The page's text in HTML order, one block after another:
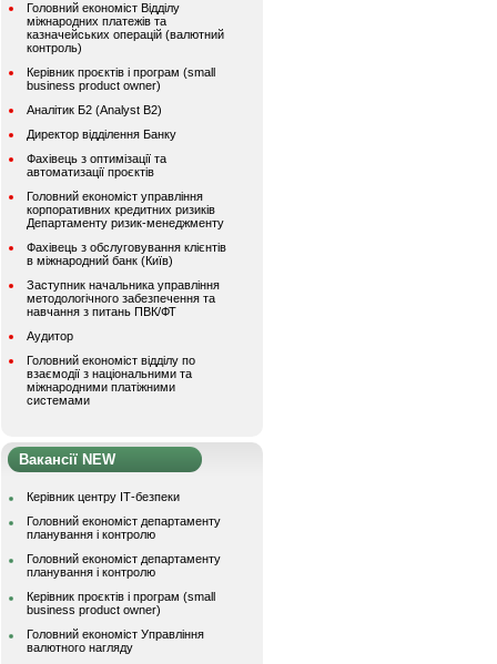
Головний економіст Відділу
міжнародних платежів та
казначейських операцій (валютний
контроль)
Керівник проєктів і програм (small
business product owner)
Аналітик Б2 (Analyst B2)
Директор відділення Банку
Фахівець з оптимізації та
автоматизації проєктів
Головний економіст управління
корпоративних кредитних ризиків
Департаменту ризик-менеджменту
Фахівець з обслуговування клієнтів
в міжнародний банк (Київ)
Заступник начальника управління
методологічного забезпечення та
навчання з питань ПВК/ФТ
Аудитор
Головний економіст відділу по
взаємодії з національними та
міжнародними платіжними
системами
Вакансії NEW
Керівник центру ІТ-безпеки
Головний економіст департаменту
планування і контролю
Головний економіст департаменту
планування і контролю
Керівник проєктів і програм (small
business product owner)
Головний економіст Управління
валютного нагляду